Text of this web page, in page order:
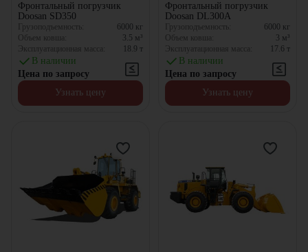
Фронтальный погрузчик
Doosan SD350
Грузоподъемность: 6000 кг
Объем ковша:
3.5 м³
Эксплуатационная масса:
18.9 т
В наличии
Цена по запросу
Узнать цену
Фронтальный погрузчик
Doosan DL300A
Грузоподъемность: 6000 кг
Объем ковша:
3 м³
Эксплуатационная масса:
17.6 т
В наличии
Цена по запросу
Узнать цену